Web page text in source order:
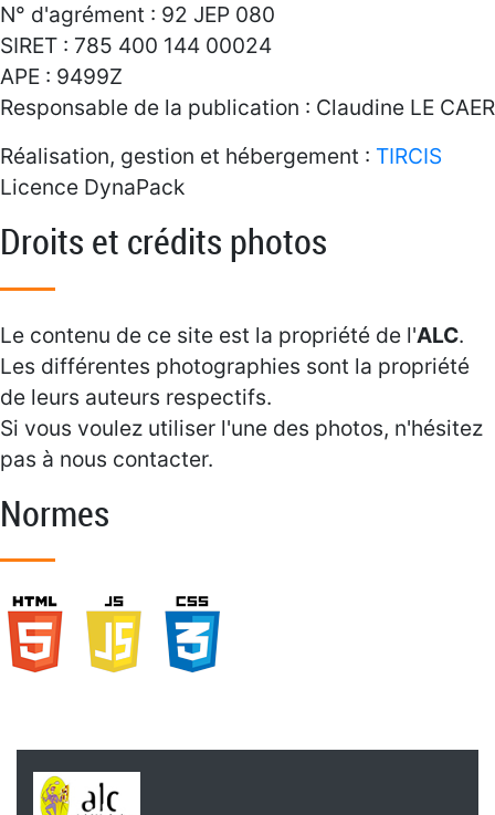
N° d'agrément : 92 JEP 080
SIRET : 785 400 144 00024
APE : 9499Z
Responsable de la publication : Claudine LE CAER
Réalisation, gestion et hébergement : TIRCIS
Licence DynaPack
Droits et crédits photos
Le contenu de ce site est la propriété de l'ALC.
Les différentes photographies sont la propriété
de leurs auteurs respectifs.
Si vous voulez utiliser l'une des photos, n'hésitez
pas à nous contacter.
Normes